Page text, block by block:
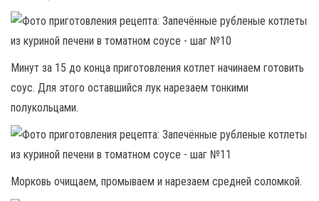
Минут за 15 до конца приготовления котлет начинаем готовить
соус. Для этого оставшийся лук нарезаем тонкими
полукольцами.
Морковь очищаем, промываем и нарезаем средней соломкой.